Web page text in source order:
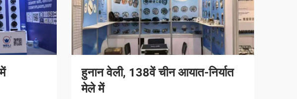
हुनान वेली, 138वें चीन आयात-निर्यात
मेले में